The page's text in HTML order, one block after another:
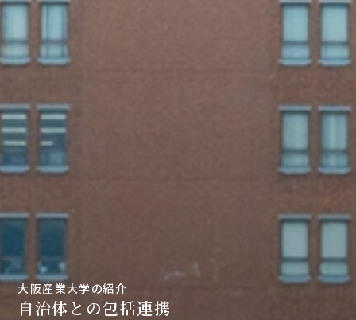
大阪産業大学の紹介
自治体との包括連携